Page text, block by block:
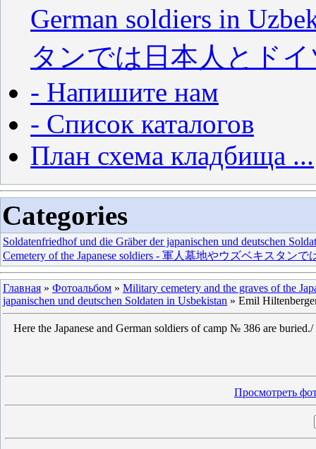
German soldiers in
タンでは日本人とド
- Напишите нам
- Список каталогов
План схема кладбища ...
Categories
Soldatenfriedhof und die Gräber der japanischen und deutschen
Cemetery of the Japanese soldiers - 軍人墓地やウズベキスタン
Главная » Фотоальбом » Military cemetery and the graves of the
japanischen und deutschen Soldaten in Usbekistan » Emil
Here the Japanese and German soldiers of camp № 386 are
Просмотреть